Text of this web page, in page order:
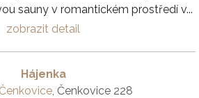
sauny v romantickém prostředí v...
zobrazit detail
Hájenka
, Čenkovice 228